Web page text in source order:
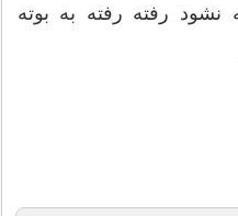
نشود رفته رفته به بوته